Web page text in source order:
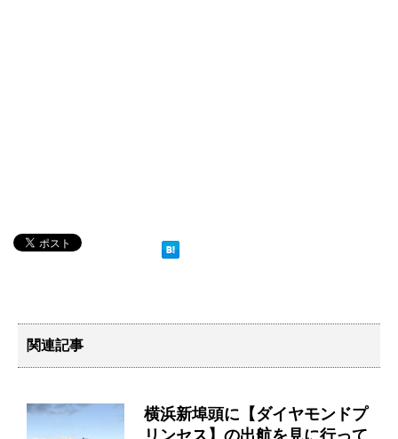
関連記事
横浜新埠頭に【ダイヤモンドプ